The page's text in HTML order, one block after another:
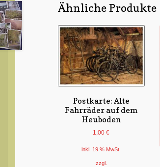
Ähnliche Produkte
Postkarte: Alte
Fahrräder auf dem
Heuboden
1,00€
inkl. 19 % MwSt.
zzgl.